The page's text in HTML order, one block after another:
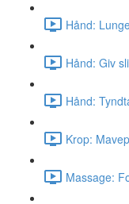
Hånd:
Hånd: Giv
Hånd:
Krop:
Massage: